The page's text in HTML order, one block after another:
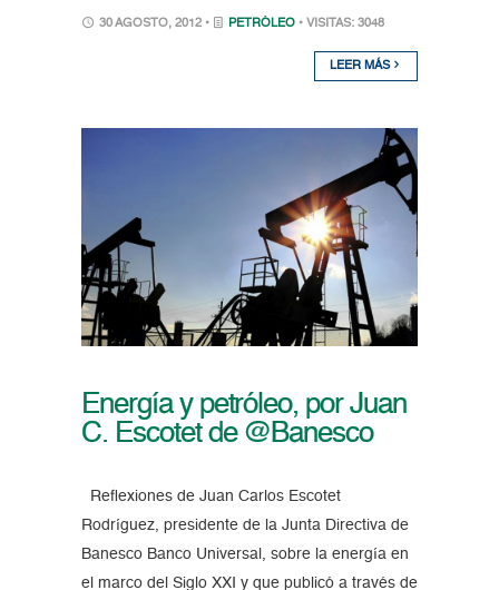
30 AGOSTO, 2012 • PETRÓLEO • VISITAS: 3048
LEER MÁS
Energía y petróleo, por Juan
C. Escotet de @Banesco
Reflexiones de Juan Carlos Escotet
Rodríguez, presidente de la Junta Directiva de
Banesco Banco Universal, sobre la energía en
el marco del Siglo XXI y que publicó a través de